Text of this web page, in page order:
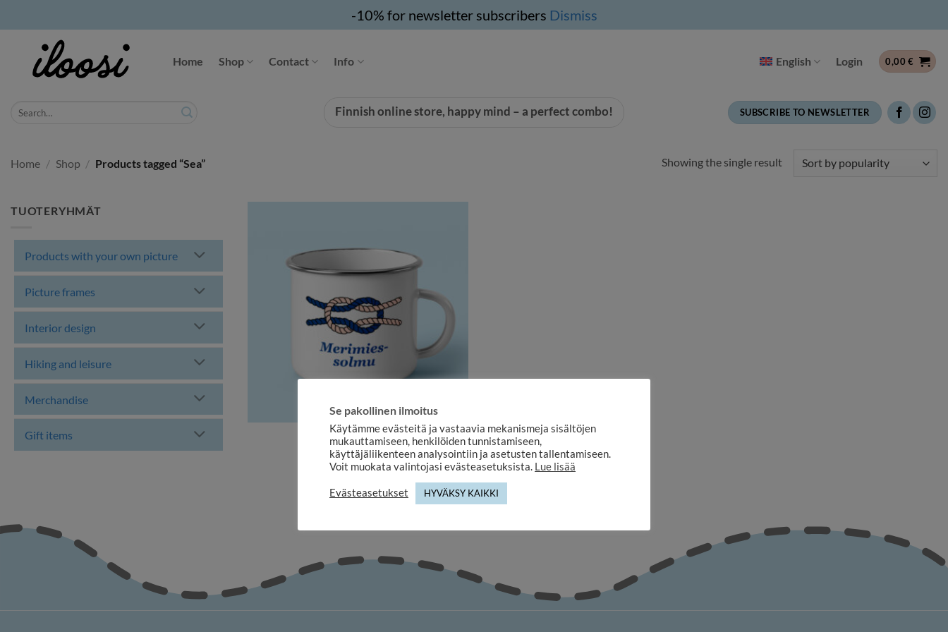
-10% for newsletter subscribers Dismiss
content
Home Shop Contact Info English Login 0,00€
Finnish online store, happy mind – a perfect combo! SUBSCRIBE TO NEWSLETTER
Home / Shop / Products tagged “Sea” Showing the single result
TUOTERYHMÄT
Products with your own picture
Picture frames
Interior design
Hiking and leisure
Merchandise
Gift items ENAMEL AND STEEL MUGS
Enamel mug with knot
18,80€
Se pakollinen ilmoitus
Käytämme evästeitä ja vastaavia mekanismeja sisältöjen
mukauttamiseen, henkilöiden tunnistamiseen,
käyttäjäliikenteen analysointiin ja asetusten tallentamiseen.
Voit muokata valintojasi evästeasetuksista. Lue lisää
Evästeasetukset HYVÄKSY KAIKKI